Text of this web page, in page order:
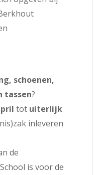
schoenen,
tassen?
tot uiterlijk
inleveren
de
is voor de